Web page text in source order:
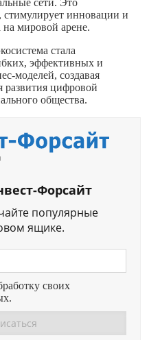
стимулирует инновации и
на мировой арене.
стала
эффективных и
моделей, создавая
развития цифровой
общества.
Форсайт
популярные
ящике.
своих